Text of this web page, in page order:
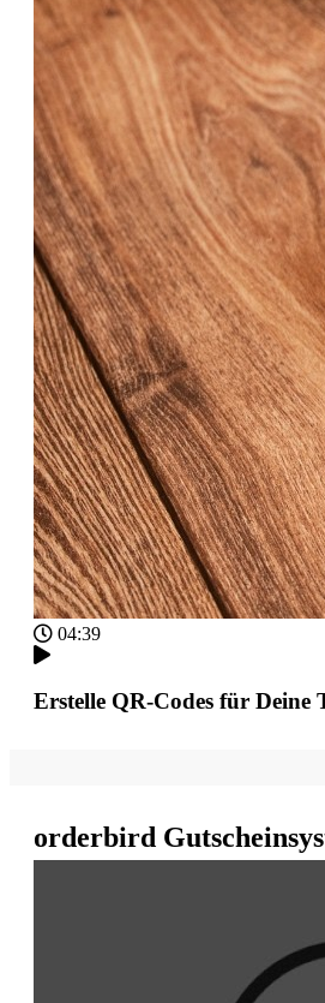
04:39
Erstelle QR-Codes für Deine
orderbird